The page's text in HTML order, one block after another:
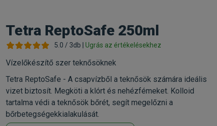
Tetra ReptoSafe 250ml
5.0 / 3db | Ugrás az értékelésekhez
Vízelőkészítő szer teknősöknek
Tetra ReptoSafe - A csapvízből a teknősök számára ideális
vizet biztosít. Megköti a klórt és nehézfémeket. Kolloid
tartalma védi a teknősök bőrét, segít megelőzni a
bőrbetegségekkialakulását.